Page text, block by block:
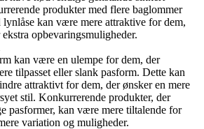
produkter med flere baglommer
lynlåse kan være mere attraktive for dem,
opbevaringsmuligheder.
kan være en ulempe for dem, der
tilpasset eller slank pasform. Dette kan
attraktivt for dem, der ønsker en mere
stil. Konkurrerende produkter, der
pasformer, kan være mere tiltalende for
variation og muligheder.